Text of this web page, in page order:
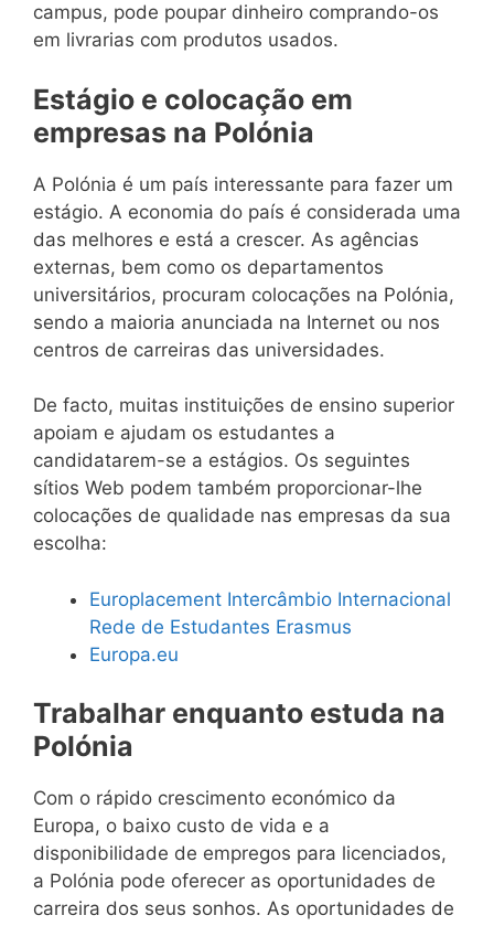
campus, pode poupar dinheiro comprando-os
em livrarias com produtos usados.
Estágio e colocação em
empresas na Polónia
A Polónia é um país interessante para fazer um
estágio. A economia do país é considerada uma
das melhores e está a crescer. As agências
externas, bem como os departamentos
universitários, procuram colocações na Polónia,
sendo a maioria anunciada na Internet ou nos
centros de carreiras das universidades.
De facto, muitas instituições de ensino superior
apoiam e ajudam os estudantes a
candidatarem-se a estágios. Os seguintes
sítios Web podem também proporcionar-lhe
colocações de qualidade nas empresas da sua
escolha:
Europlacement Intercâmbio Internacional
Rede de Estudantes Erasmus
Europa.eu
Trabalhar enquanto estuda na
Polónia
Com o rápido crescimento económico da
Europa, o baixo custo de vida e a
disponibilidade de empregos para licenciados,
a Polónia pode oferecer as oportunidades de
carreira dos seus sonhos. As oportunidades de